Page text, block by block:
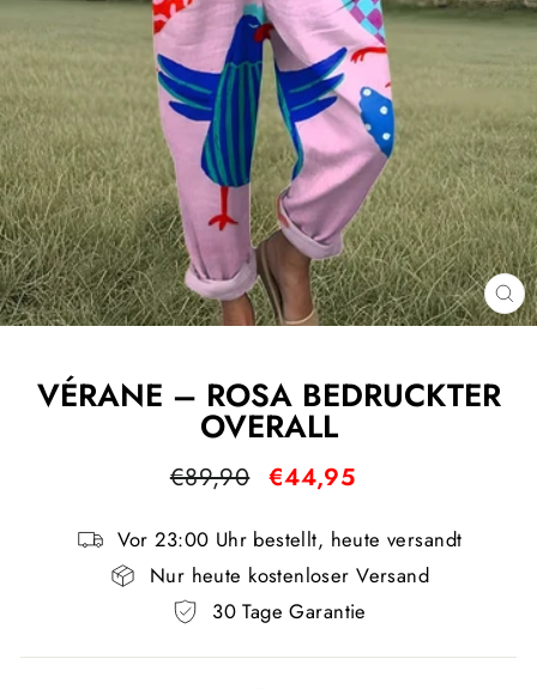
VÉRANE – ROSA BEDRUCKTER
OVERALL
Normaler
€89,90 Sonderpreis
€44,95
Vor 23:00 Uhr bestellt, heute versandt
Nur heute kostenloser Versand
30 Tage Garantie